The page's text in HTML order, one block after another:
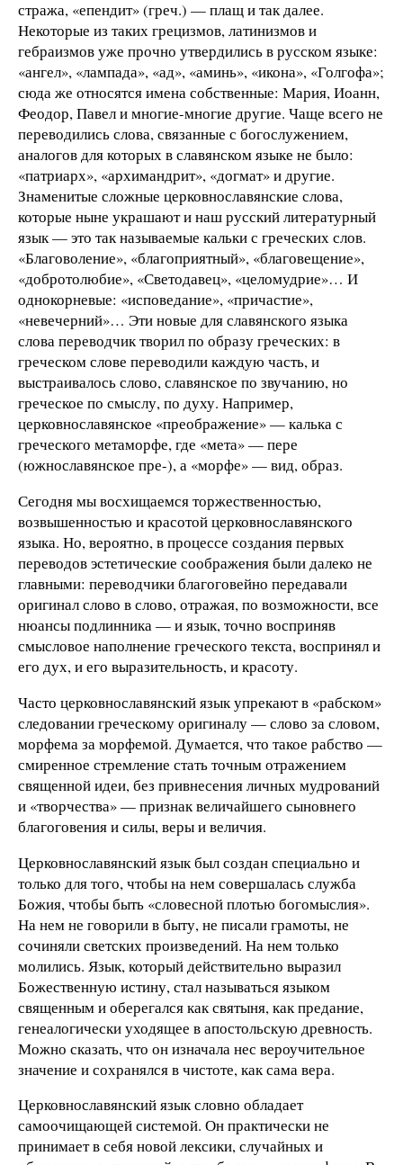
стража, «епендит» (греч.) — плащ и так далее.
Некоторые из таких грецизмов, латинизмов и
гебраизмов уже прочно утвердились в русском языке:
«ангел», «лампада», «ад», «аминь», «икона», «Голгофа»;
сюда же относятся имена собственные: Мария, Иоанн,
Феодор, Павел и многие-многие другие. Чаще всего не
переводились слова, связанные с богослужением,
аналогов для которых в славянском языке не было:
«патриарх», «архимандрит», «догмат» и другие.
Знаменитые сложные церковнославянские слова,
которые ныне украшают и наш русский литературный
язык — это так называемые кальки с греческих слов.
«Благоволение», «благоприятный», «благовещение»,
«добротолюбие», «Светодавец», «целомудрие»… И
однокорневые: «исповедание», «причастие»,
«невечерний»… Эти новые для славянского языка
слова переводчик творил по образу греческих: в
греческом слове переводили каждую часть, и
выстраивалось слово, славянское по звучанию, но
греческое по смыслу, по духу. Например,
церковнославянское «преображение» — калька с
греческого метаморфе, где «мета» — пере
(южнославянское пре-), а «морфе» — вид, образ.
Сегодня мы восхищаемся торжественностью,
возвышенностью и красотой церковнославянского
языка. Но, вероятно, в процессе создания первых
переводов эстетические соображения были далеко не
главными: переводчики благоговейно передавали
оригинал слово в слово, отражая, по возможности, все
нюансы подлинника — и язык, точно восприняв
смысловое наполнение греческого текста, воспринял и
его дух, и его выразительность, и красоту.
Часто церковнославянский язык упрекают в «рабском»
следовании греческому оригиналу — слово за словом,
морфема за морфемой. Думается, что такое рабство —
смиренное стремление стать точным отражением
священной идеи, без привнесения личных мудрований
и «творчества» — признак величайшего сыновнего
благоговения и силы, веры и величия.
Церковнославянский язык был создан специально и
только для того, чтобы на нем совершалась служба
Божия, чтобы быть «словесной плотью богомыслия».
На нем не говорили в быту, не писали грамоты, не
сочиняли светских произведений. На нем только
молились. Язык, который действительно выразил
Божественную истину, стал называться языком
священным и оберегался как святыня, как предание,
генеалогически уходящее в апостольскую древность.
Можно сказать, что он изначала нес вероучительное
значение и сохранялся в чистоте, как сама вера.
Церковнославянский язык словно обладает
самоочищающей системой. Он практически не
принимает в себя новой лексики, случайных и